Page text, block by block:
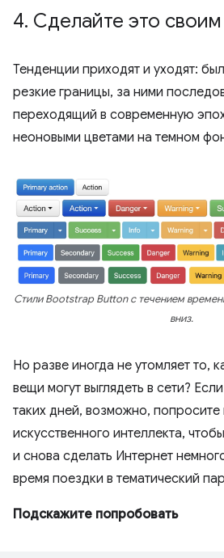
4. Сделайте это своим
Тенденции приходят и уходят:
резкие границы, за ними
переходящий в современную
неоновыми цветами на темном
Стили Bootstrap Button с течением
вниз.
Но разве иногда не утомляет то,
вещи могут выглядеть в сети?
таких дней, возможно,
искусственного интеллекта,
и снова сделать Интернет
время поездки в тематический
Подскажите попробовать